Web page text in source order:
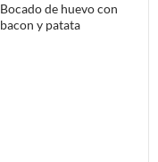
Bocado de huevo con
bacon y patata